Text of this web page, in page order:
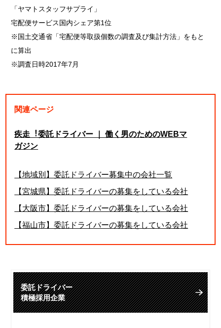
「ヤマトスタッフサプライ」
宅配便サービス国内シェア第1位
※国土交通省「宅配便等取扱個数の調査及び集計方法」をもと
に算出
※調査日時2017年7月
関連ページ
疾走︕委託ドライバー ｜ 働く男のためのWEBマ
ガジン
【地域別】委託ドライバー募集中の会社一覧
【宮城県】委託ドライバーの募集をしている会社
【大阪市】委託ドライバーの募集をしている会社
【福山市】委託ドライバーの募集をしている会社
委託ドライバー
積極採用企業